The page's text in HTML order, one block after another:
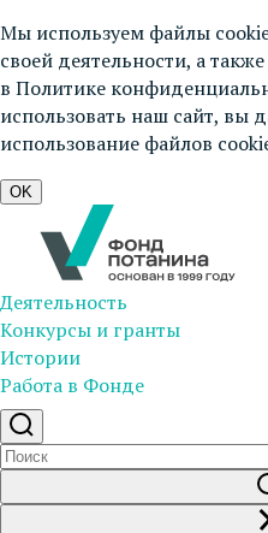
Мы используем файлы
своей деятельности, а
в Политике
использовать наш сайт, вы
использование файлов
OK
Деятельность
Конкурсы и гранты
Истории
Работа в Фонде